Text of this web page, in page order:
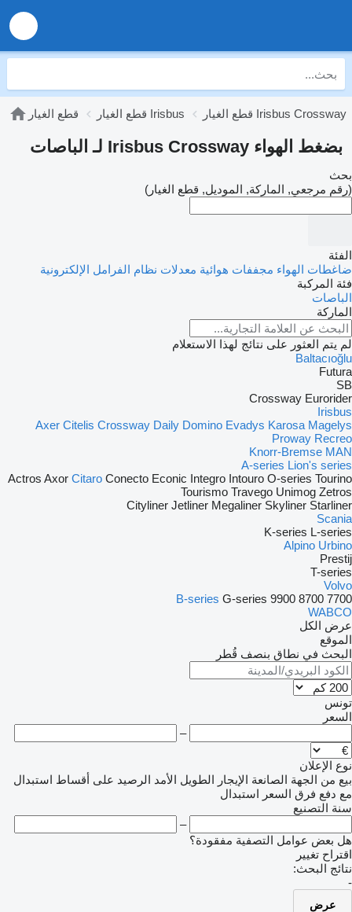
قطع الغيار قطع الغيار Irisbus قطع الغيار Irisbus Crossway
بضغط الهواء Irisbus Crossway لـ الباصات
بحث
(رقم مرجعي, الماركة, الموديل, قطع الغيار)
الفئة
ضاغطات الهواء مجففات هوائية معدلات نظام الفرامل الإلكترونية
فئة المركبة
الباصات
الماركة
لم يتم العثور على نتائج لهذا الاستعلام
Baltacıoğlu
Futura
SB
Crossway Eurorider
Irisbus
Axer Citelis Crossway Daily Domino Evadys Karosa Magelys
Proway Recreo
Knorr-Bremse MAN
A-series Lion's series
Actros Axor Citaro Conecto Econic Integro Intouro O-series Tourino
Tourismo Travego Unimog Zetros
Cityliner Jetliner Megaliner Skyliner Starliner
Scania
K-series L-series
Alpino Urbino
Prestij
T-series
Volvo
7700
8700
9900
B-series G-series
WABCO
عرض الكل
الموقع
البحث في نطاق بنصف قُطر
تونس
السعر
–
نوع الإعلان
بيع من الجهة الصانعة الإيجار الطويل الأمد الرصيد على أقساط استبدال
مع دفع فرق السعر استبدال
سنة التصنيع
–
هل بعض عوامل التصفية مفقودة؟
اقتراح تغيير
نتائج البحث:
-
عرض